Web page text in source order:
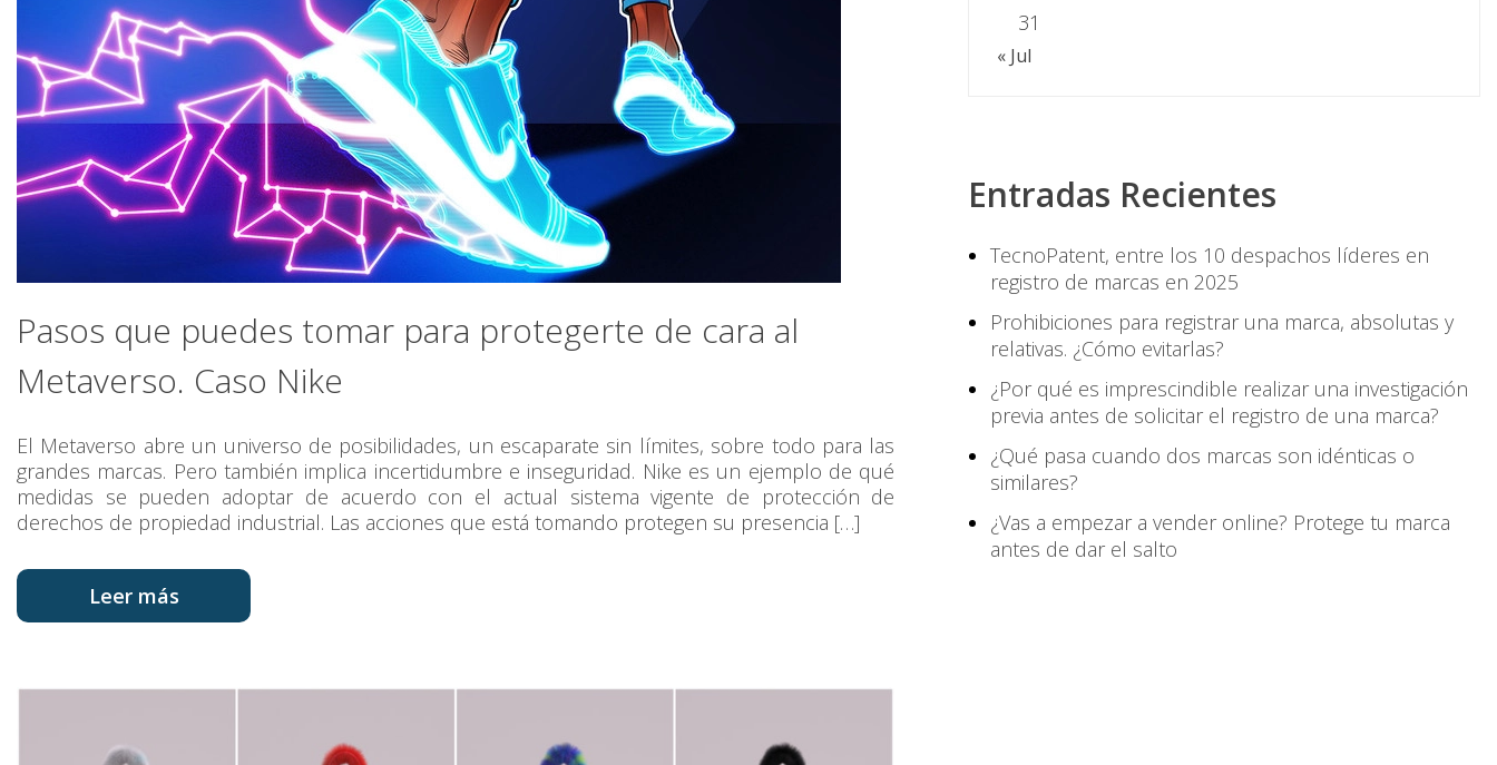
Pasos que puedes tomar para protegerte de cara al
Metaverso. Caso Nike
El Metaverso abre un universo de posibilidades, un escaparate sin límites, sobre todo para las
grandes marcas. Pero también implica incertidumbre e inseguridad. Nike es un ejemplo de qué
medidas se pueden adoptar de acuerdo con el actual sistema vigente de protección de
derechos de propiedad industrial. Las acciones que está tomando protegen su presencia […]
Leer más
31
« Jul
Entradas Recientes
TecnoPatent, entre los 10 despachos líderes en
registro de marcas en 2025
Prohibiciones para registrar una marca, absolutas y
relativas. ¿Cómo evitarlas?
¿Por qué es imprescindible realizar una investigación
previa antes de solicitar el registro de una marca?
¿Qué pasa cuando dos marcas son idénticas o
similares?
¿Vas a empezar a vender online? Protege tu marca
antes de dar el salto